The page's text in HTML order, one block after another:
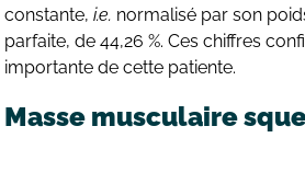
constante,i.e. normalisé par son
parfaite, de 44,26 %. Ces chiffres
importante de cette patiente.
Masse musculaire